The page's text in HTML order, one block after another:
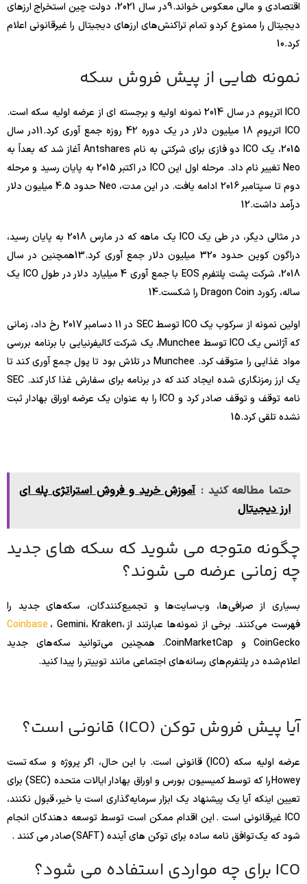
اقتصادی و مالی معکوس خواند.9
در سال 2021، دولت چین استخراج ارزهای
دیجیتال را ممنوع کرد و تمام تراکنش‌های ارزهای دیجیتال را غیرقانونی اعلام
کرد.10
نمونه هایی از پیش فروش سکه
ICO اتریوم در سال 2014 نمونه اولیه و برجسته ای از عرضه اولیه سکه است.
ICO اتریوم 18 میلیون دلار در یک دوره 42 روزه جمع آوری کرد.
11در سال
2015، یک ICO دو فازی برای شرکتی به نام Antshares آغاز شد که بعداً به
Neo تغییر نام داد. مرحله اول این ICO در اکتبر 2015 به پایان رسید و مرحله
دوم تا سپتامبر 2016 ادامه یافت. در این مدت، Neo حدود 4.5 میلیون دلار
درآمد داشت.12
در مثالی دیگر، در طی یک ICO یک ماهه که در مارس 2018 به پایان رسید،
دراگون کوین حدود 320 میلیون دلار جمع آوری کرد.
13همچنین در سال
2018، شرکت پشت پلتفرم EOS با جمع آوری 4 میلیارد دلار در طول ICO یک
ساله، رکورد Dragon Coin را شکست.
14
اولین نمونه از سرکوب یک ICO توسط SEC در 11 دسامبر 2017 رخ داد، زمانی
که آژانس یک ICO توسط Munchee، یک شرکت کالیفرنیایی با برنامه بررسی
مواد غذایی را متوقف کرد. Munchee در تلاش بود تا پول جمع آوری کند تا
یک ارز رمزنگاری شده ایجاد کند که در برنامه برای سفارش غذا کار کند. SEC
نامه توقف و توقف صادر کرد و ICO را به عنوان یک عرضه اوراق بهادار ثبت
نشده تلقی کرد.15
حتما مطالعه کنید : آموزش خرید و فروش استراتژی پله ای
ارز دیجیتال
چگونه متوجه می شوید که سکه های جدید
چه زمانی عرضه می شوند؟
بسیاری از صرافی‌ها، وب‌سایت‌ها و تجمیع‌کنندگان، سکه‌های جدید را
فهرست می‌کنند. برخی از نمونه‌ها عبارتند از
Coinbase، Gemini، Kraken،
CoinGecko و CoinMarketCap. همچنین می‌توانید سکه‌های جدید
اعلام‌شده در پلتفرم‌های رسانه‌های اجتماعی مانند توییتر را پیدا کنید.
آیا پیش فروش توکن (ICO) قانونی است؟
عرضه اولیه سکه (ICO) قانونی است. با این حال، اگر پروژه و سکه تست
Howey را که توسط کمیسیون بورس و اوراق بهادار ایالات متحده (SEC) برای
تعیین اینکه آیا یک پیشنهاد یک ابزار سرمایه‌گذاری است یا خیر، قبول نکنند،
ICO غیرقانونی است . این اقدام ممکن است توسط توسعه دهندگان انجام
شود که یک توافق نامه ساده برای توکن های آینده (SAFT) صادر می کنند .
ICO برای چه مواردی استفاده می شود؟